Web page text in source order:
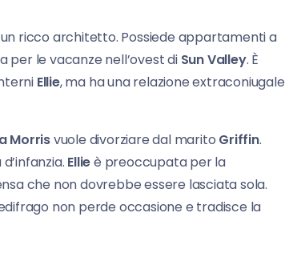
ricco architetto. Possiede appartamenti a
per le vacanze nell’ovest di Sun Valley. È
Ellie, ma ha una relazione extraconiugale
Morrisvuole divorziare dal marito Griffin.
Ellieè preoccupata per la
che non dovrebbe essere lasciata sola.
non perde occasione e tradisce la